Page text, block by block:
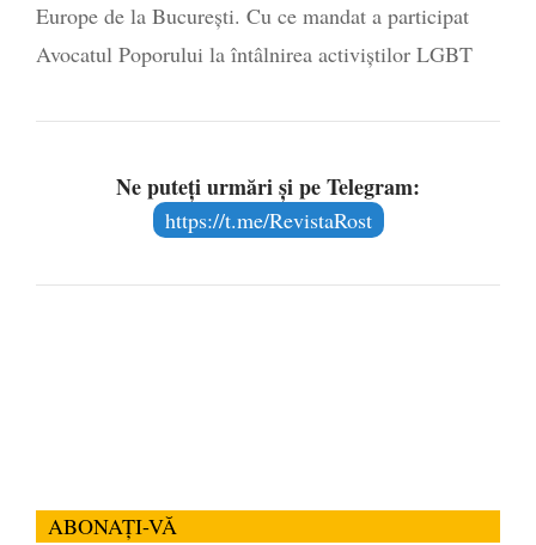
Europe de la București. Cu ce mandat a participat
Avocatul Poporului la întâlnirea activiștilor LGBT
Ne puteți urmări și pe Telegram:
https://t.me/RevistaRost
ABONAȚI-VĂ